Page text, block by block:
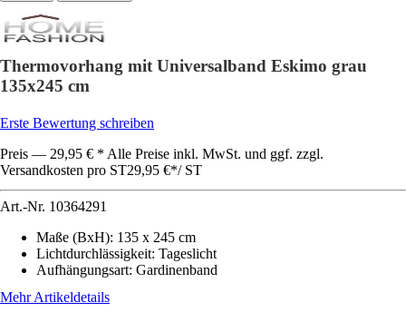
Thermovorhang mit Universalband Eskimo grau
135x245 cm
Erste Bewertung schreiben
Preis — 29,95 € * Alle Preise inkl. MwSt. und ggf. zzgl.
Versandkosten pro ST29,95 €*/ ST
Art.-Nr. 10364291
Maße (BxH): 135 x 245 cm
Lichtdurchlässigkeit: Tageslicht
Aufhängungsart: Gardinenband
Mehr Artikeldetails